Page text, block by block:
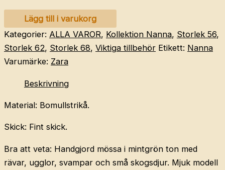
HANDGJORD
mössa
3-
6
mängd
Lägg till i varukorg
Kategorier: ALLA VAROR, Kollektion Nanna, Storlek 56,
Storlek 62, Storlek 68, Viktiga tillbehör Etikett: Nanna
Varumärke: Zara
Beskrivning
Material: Bomullstrikå.
Skick: Fint skick.
Bra att veta: Handgjord mössa i mintgrön ton med
rävar, ugglor, svampar och små skogsdjur. Mjuk modell